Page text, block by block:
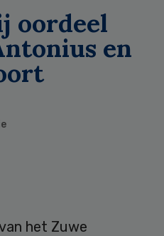
oordeel
en
het Zuwe